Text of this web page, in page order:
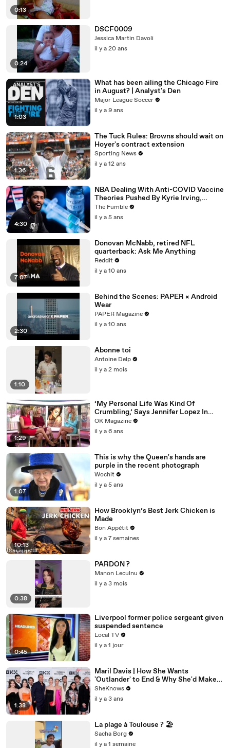
0:13
0:24
DSCF0009
Jessica Martin Davoli
il y a 20 ans
1:03
What has been ailing the Chicago Fire
in August? | Analyst's Den
Major League Soccer
il y a 9 ans
1:36
The Tuck Rules: Browns should wait on
Hoyer's contract extension
Sporting News
il y a 12 ans
4:30
NBA Dealing With Anti-COVID Vaccine
Theories Pushed By Kyrie Irving,
Jonathan Isaac & More
The Fumble
il y a 5 ans
7:07
Donovan McNabb, retired NFL
quarterback: Ask Me Anything
Reddit
il y a 10 ans
2:30
Behind the Scenes: PAPER × Android
Wear
PAPER Magazine
il y a 10 ans
1:10
Abonne toi
Antoine Delp
il y a 2 mois
1:29
‘My Personal Life Was Kind Of
Crumbling,’ Says Jennifer Lopez In
REELZ Doc Detailing Her Scariest
Moment
OK Magazine
il y a 6 ans
1:07
This is why the Queen's hands are
purple in the recent photograph
Wochit
il y a 5 ans
10:13
How Brooklyn’s Best Jerk Chicken is
Made
Bon Appétit
il y a 7 semaines
0:38
PARDON ?
Manon Leculnu
il y a 3 mois
0:45
Liverpool former police sergeant given
suspended sentence
Local TV
il y a 1 jour
1:38
Maril Davis | How She Wants
'Outlander' to End & Why She'd Make
Caitríona Balfe Do a TikTok Dance
SheKnows
il y a 3 ans
La plage à Toulouse ? 🏖️
Sacha Borg
il y a 1 semaine